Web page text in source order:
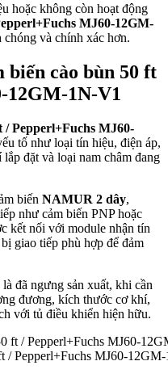
hoặc không còn hoạt động
MJ60-12GM-
chóng và chính xác hơn.
cào bùn 50 ft
12GM-1N-V1
/ Pepperl+Fuchs MJ60-
tố như loại tín hiệu, điện áp,
đặt và loại nam châm đang
biến NAMUR 2 dây,
như cảm biến PNP hoặc
kết nối với module nhận tín
giao tiếp phù hợp để đảm
đã ngưng sản xuất, khi cần
đương, kích thước cơ khí,
với tủ điều khiển hiện hữu.
/ Pepperl+Fuchs MJ60-